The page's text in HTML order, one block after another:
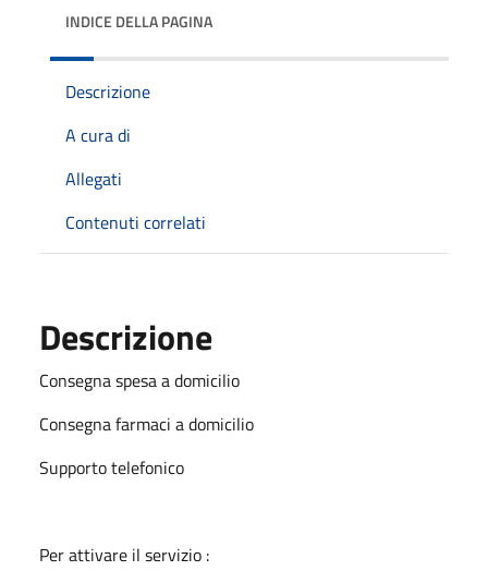
INDICE DELLA PAGINA
Descrizione
A cura di
Allegati
Contenuti correlati
Descrizione
Consegna spesa a domicilio
Consegna farmaci a domicilio
Supporto telefonico
Per attivare il servizio :